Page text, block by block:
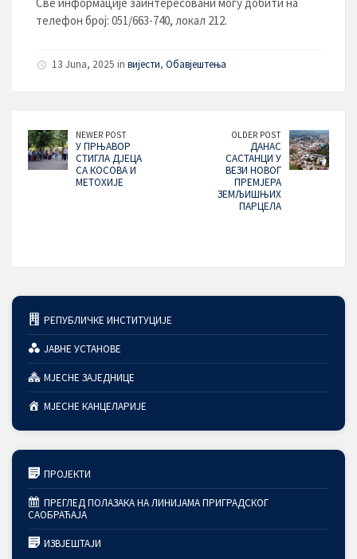
телефон број: 051/663-740, локал 212.
13 Juna, 2025 in вијести, Обавјештења
NEWER POST
У ПРЊАВОР
СТИГЛА ДЈЕЦА
СА КОСОВА И
МЕТОХИЈЕ
OLDER POST
ДАНАС
САСТАНЦИ У
ВЕЗИ НОВОГ
ПРЕМЈЕРА
ЗЕМЉИШЊИХ
ПАРЦЕЛА
РЕПУБЛИЧКЕ ИНСТИТУЦИЈЕ
ЈАВНЕ УСТАНОВЕ
МЈЕСНЕ ЗАЈЕДНИЦЕ
МЈЕСНЕ КАНЦЕЛАРИЈЕ
ПРОЈЕКТИ
ПРЕГЛЕД ПОЛАЗАКА НА ЛИНИЈАМА ПРИГРАДСКОГ
САОБРАЋАЈА
ИЗВЈЕШТАЈИ